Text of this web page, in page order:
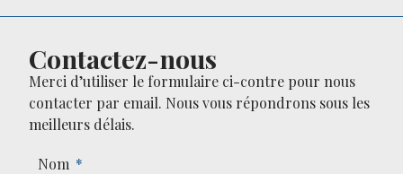
Contactez-nous
Merci d’utiliser le formulaire ci-contre pour nous
contacter par email. Nous vous répondrons sous les
meilleurs délais.
Nom